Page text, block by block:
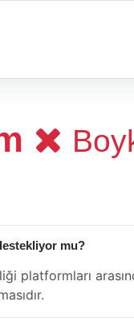
mu?
platformları